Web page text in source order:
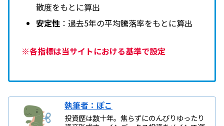
散度をもとに算出
安定性 ：過去5年の平均騰落率をもとに算出
※各指標は当サイトにおける基準で設定
執筆者：ぽこ
投資歴は数十年。焦らずにのんびりゆったり